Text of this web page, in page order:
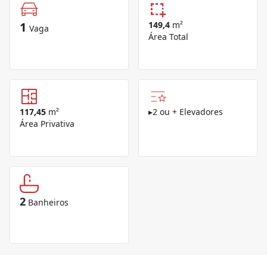
1 Vaga 149,4 m²
Área Total
117,45 m²
Área Privativa
▸2 ou + Elevadores
2 Banheiros